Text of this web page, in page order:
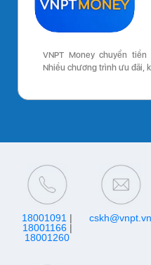
VNPT Money chuyển
Nhiều chương trình ưu đãi,
18001091 |
18001166|
18001260
cskh@vnpt.vn